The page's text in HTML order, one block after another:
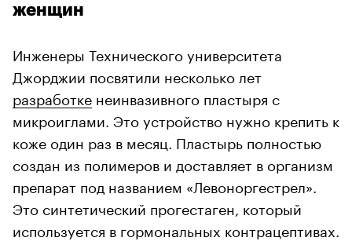
женщин
Инженеры Технического университета
Джорджии посвятили несколько лет
разработке неинвазивного пластыря с
микроиглами. Это устройство нужно крепить к
коже один раз в месяц. Пластырь полностью
создан из полимеров и доставляет в организм
препарат под названием «Левоноргестрел».
Это синтетический прогестаген, который
используется в гормональных контрацептивах.